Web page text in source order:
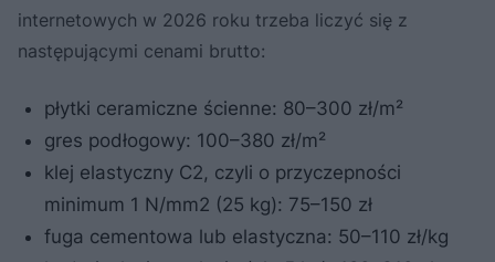
internetowych w 2026 roku trzeba liczyć się z
następującymi cenami brutto:
płytki ceramiczne ścienne: 80–300 zł/m²
gres podłogowy: 100–380 zł/m²
klej elastyczny C2, czyli o przyczepności
minimum 1 N/mm2 (25 kg): 75–150 zł
fuga cementowa lub elastyczna: 50–110 zł/kg